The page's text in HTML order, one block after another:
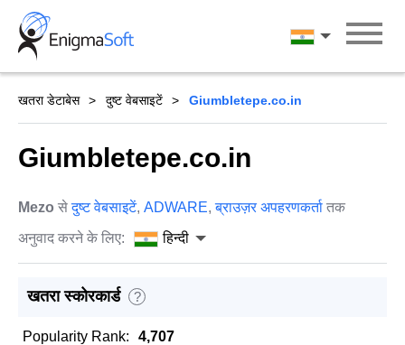
Skip
content
हिन्दी
खतरा डेटाबेस दुष्ट वेबसाइटें Giumbletepe.co.in
Giumbletepe.co.in
Mezo सेदुष्ट वेबसाइटें, ADWARE,ब्राउज़र अपहरणकर्ता तक
अनुवाद करने के लिए:
हिन्दी
खतरा स्कोरकार्ड ?
Popularity Rank:
4,707